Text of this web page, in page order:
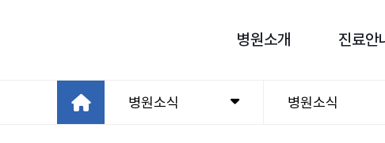
병원소개 진료안
병원소식 병원소식